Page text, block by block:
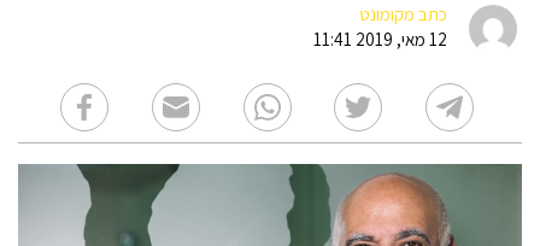
כתב מקומונט
12 מאי, 2019 11:41